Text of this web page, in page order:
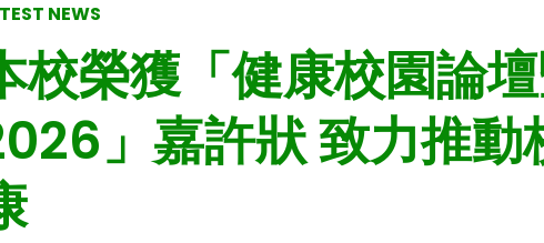
NEWS
校榮獲「健康校園論
」嘉許狀 致力推動